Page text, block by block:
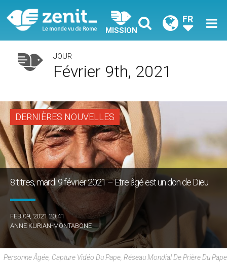
MISSION
FR
JOUR
Février 9th, 2021
DERNIÈRES NOUVELLES
8 titres, mardi 9 février 2021 – Etre âgé est un don de Dieu
FEB 09, 2021 20:41
ANNE KURIAN-MONTABONE
Personne Âgée, Capture Vidéo Du Pape, Réseau Mondial De Prière Du Pape